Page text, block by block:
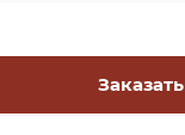
Заказать